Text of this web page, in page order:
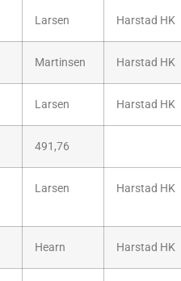
Larsen Harstad HK
Martinsen Harstad HK
Larsen Harstad HK
491,76
Larsen Harstad HK
Hearn Harstad HK